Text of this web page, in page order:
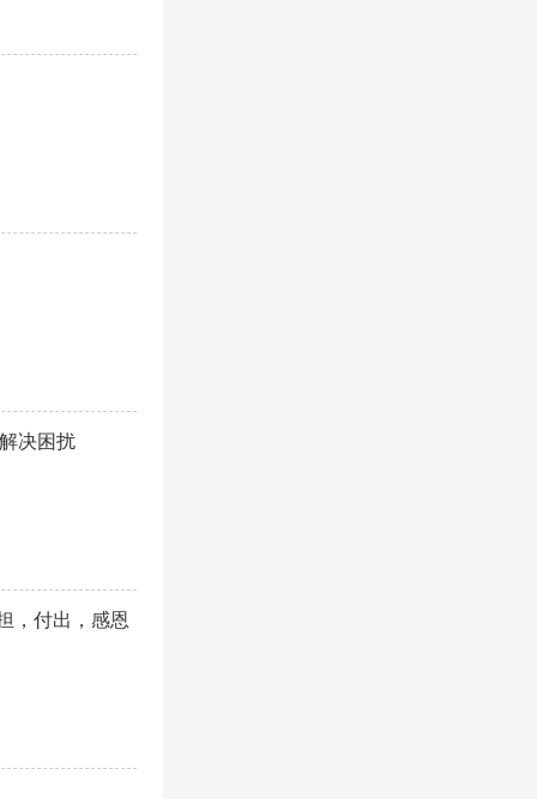
决困扰
，付出，感恩